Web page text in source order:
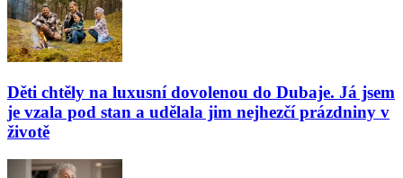
Děti chtěly na luxusní dovolenou do Dubaje. Já jsem
je vzala pod stan a udělala jim nejhezčí prázdniny v
životě